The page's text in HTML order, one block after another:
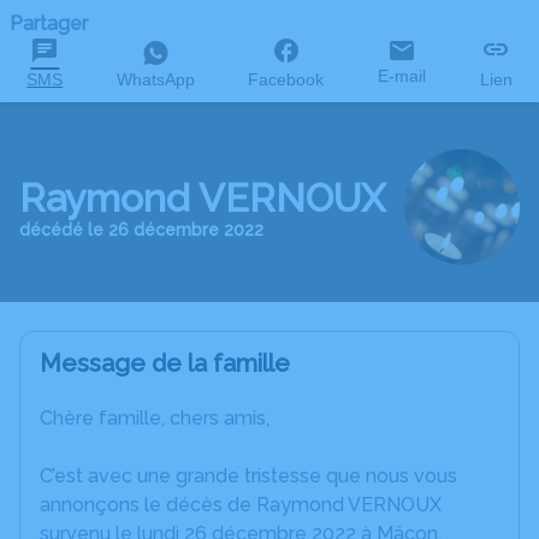
Partager
SMS WhatsApp Facebook E-mail Lien
Raymond VERNOUX
décédé le 26 décembre 2022
Message de la famille
Chère famille, chers amis,
C’est avec une grande tristesse que nous vous
annonçons le décès de Raymond VERNOUX
survenu le lundi 26 décembre 2022 à Mâcon.